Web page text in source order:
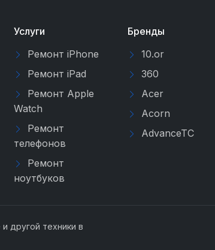
Услуги
Ремонт iPhone
Ремонт iPad
Ремонт Apple
Watch
Ремонт
телефонов
Ремонт
ноутбуков
Бренды
10.or
360
Acer
Acorn
AdvanceTC
другой техники в